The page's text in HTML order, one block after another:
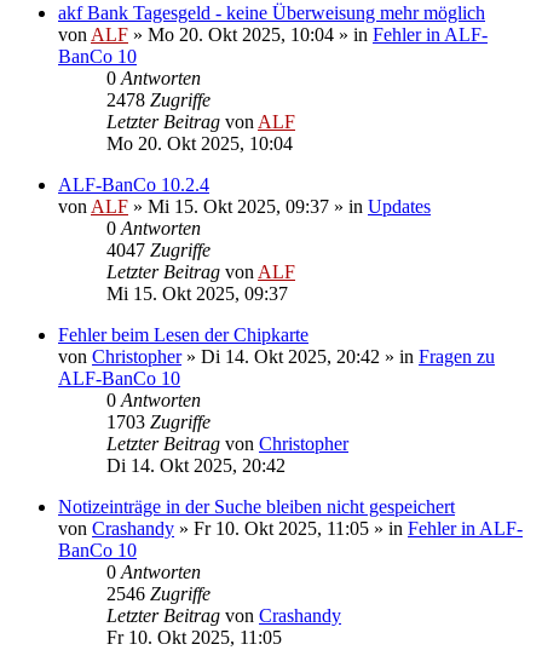
akf Bank Tagesgeld - keine Überweisung mehr möglich
von ALF » Mo 20. Okt 2025, 10:04 » in Fehler in ALF-
BanCo 10
0 Antworten
2478 Zugriffe
Letzter Beitrag von ALF
Mo 20. Okt 2025, 10:04
ALF-BanCo 10.2.4
von ALF » Mi 15. Okt 2025, 09:37 » in Updates
0 Antworten
4047 Zugriffe
Letzter Beitrag von ALF
Mi 15. Okt 2025, 09:37
Fehler beim Lesen der Chipkarte
von Christopher» Di 14. Okt 2025, 20:42 » in Fragen zu
ALF-BanCo 10
0 Antworten
1703 Zugriffe
Letzter Beitrag von Christopher
Di 14. Okt 2025, 20:42
Notizeinträge in der Suche bleiben nicht gespeichert
von Crashandy » Fr 10. Okt 2025, 11:05 » in Fehler in ALF-
BanCo 10
0 Antworten
2546 Zugriffe
Letzter Beitrag von Crashandy
Fr 10. Okt 2025, 11:05